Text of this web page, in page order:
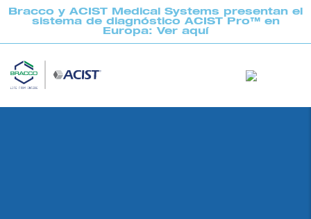
Bracco y ACIST Medical Systems presentan el
sistema de diagnóstico ACIST Pro™ en
Europa: Ver aquí